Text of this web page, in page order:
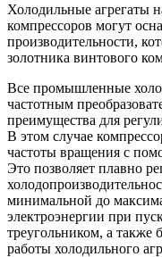
Холодильные агрегаты
компрессоров могут
производительности,
золотника винтового
Все промышленные
частотным
преимущества для
В этом случае
частоты вращения с
Это позволяет плавно
минимальной до
электроэнергии при
треугольником, а также
работы холодильного